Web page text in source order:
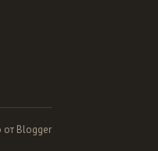
от Blogger